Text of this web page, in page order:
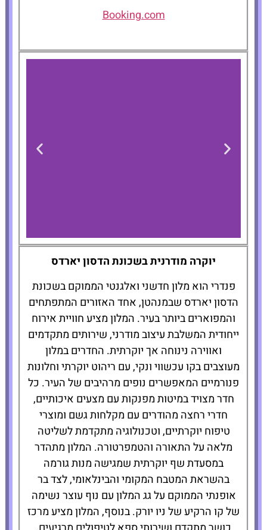
Booking.com
Pendry
להזמנת
המלון לחצו
כאן
יוקרה מודרנית בשכונת הדסון יארדס
פנדרי הוא מלון חדשני ואלגנטי הממוקם בשכונת
הדסון יארדס שבמנהטן, אחד האזורים המתפתחים
והמפוארים ביותר בעיר. המלון מציע חוויית אירוח
ייחודית המשלבת עיצוב מודרני, שירותים מתקדמים
ואווירה נינוחה אך יוקרתית. החדרים במלון
מעוצבים בקו עכשווי ונקי, עם ריהוט יוקרתי וחלונות
פנורמיים המאפשרים נופים מרהיבים של העיר. כל
חדר מצויד במיטות מפנקות עם מצעים איכותיים,
חדרי רחצה מהודרים עם מקלחות גשם ומוצרי
טיפוח יוקרתיים, וטכנולוגיה מתקדמת לשליטה
מלאה על התאורה והטמפרטורה. המלון מתהדר
במסעדת שף יוקרתית שמגישה מנות גורמה
בהשראת המטבח המקומי והבינלאומי, לצד בר
אופנתי הממוקם על גג המלון עם נוף עוצר נשימה
של קו הרקיע של ניו יורק. בנוסף, המלון מציע מרכז